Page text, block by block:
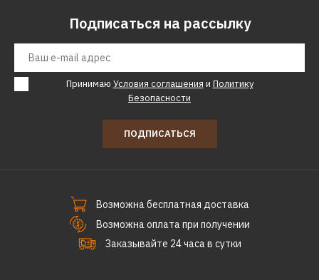
Подписаться на рассылку
Принимаю Условия соглашения и Политику
Безопасности
ПОДПИСАТЬСЯ
Возможна бесплатная доставка
Возможна оплата при получении
Заказывайте 24 часа в сутки